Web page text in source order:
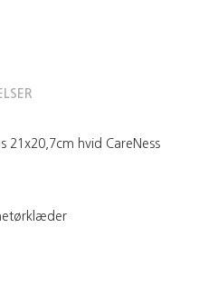
21x20,7cm hvid CareNess